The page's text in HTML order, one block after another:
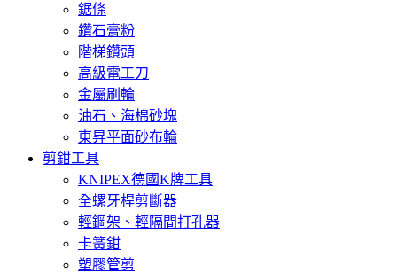
鋸條
鑽石膏粉
階梯鑽頭
高級電工刀
金屬刷輪
油石、海棉砂塊
東昇平面砂布輪
剪鉗工具
KNIPEX德國K牌工具
全螺牙桿剪斷器
輕鋼架、輕隔間打孔器
卡簧鉗
塑膠管剪